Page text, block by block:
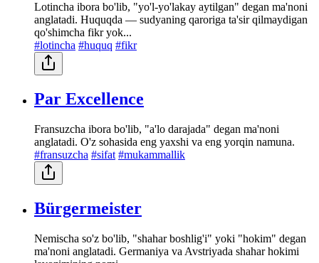
Lotincha ibora bo'lib, "yo'l-yo'lakay aytilgan" degan ma'noni
anglatadi. Huquqda — sudyaning qaroriga ta'sir qilmaydigan
qo'shimcha fikr yok...
#lotincha #huquq #fikr
Par Excellence
Fransuzcha ibora bo'lib, "a'lo darajada" degan ma'noni
anglatadi. O'z sohasida eng yaxshi va eng yorqin namuna.
#fransuzcha #sifat #mukammallik
Bürgermeister
Nemischa so'z bo'lib, "shahar boshlig'i" yoki "hokim" degan
ma'noni anglatadi. Germaniya va Avstriyada shahar hokimi